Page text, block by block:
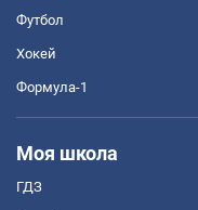
Футбол
Хокей
Формула-1
Моя школа
ГДЗ